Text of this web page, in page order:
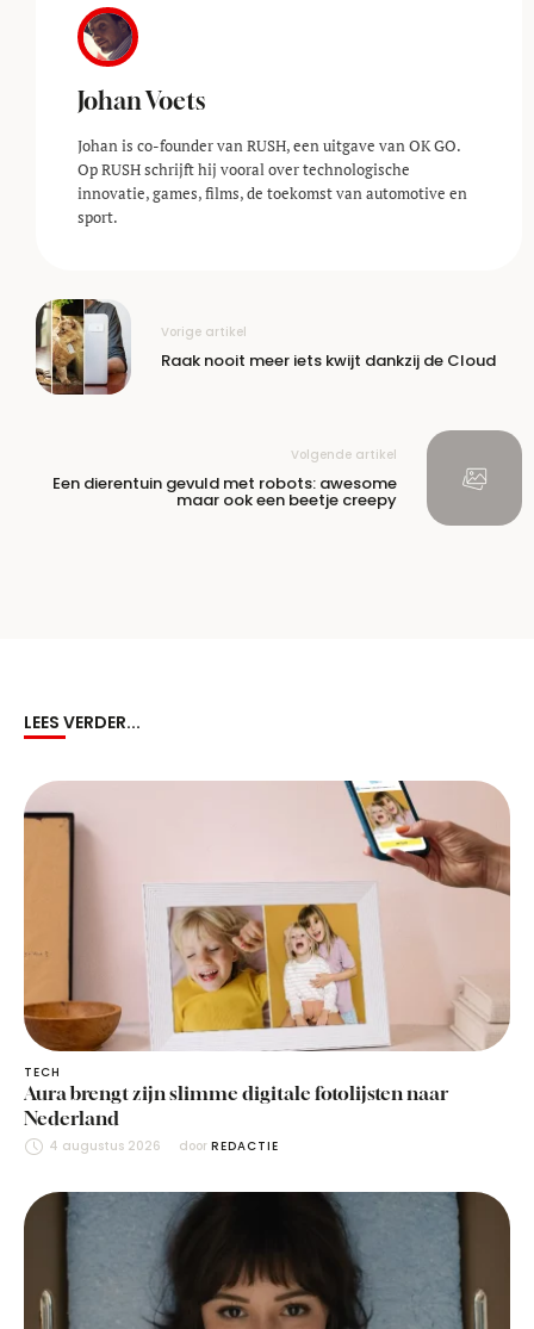
Johan Voets
Johan is co-founder van RUSH, een uitgave van OK GO.
Op RUSH schrijft hij vooral over technologische
innovatie, games, films, de toekomst van automotive en
sport.
Vorige artikel
Raak nooit meer iets kwijt dankzij de Cloud
Volgende artikel
Een dierentuin gevuld met robots: awesome
maar ook een beetje creepy
LEES VERDER...
TECH
Aura brengt zijn slimme digitale fotolijsten naar
Nederland
4 augustus 2026 door REDACTIE